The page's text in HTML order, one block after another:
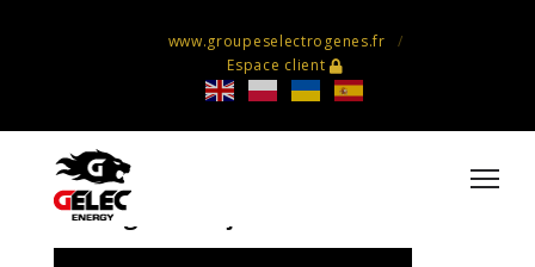
www.groupeselectrogenes.fr
Espace client
Black out en Espagne et au
Portugal et si ça nous arrivait